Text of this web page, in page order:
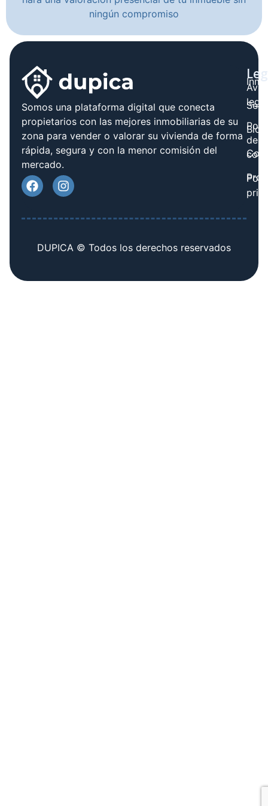
ningún compromiso
Somos una plataforma digital que conecta
propietarios con las mejores inmobiliarias de su
zona para vender o valorar su vivienda de forma
rápida, segura y con la menor comisión del
mercado.
Blog
legal
de
DUPICA © Todos los derechos reservados